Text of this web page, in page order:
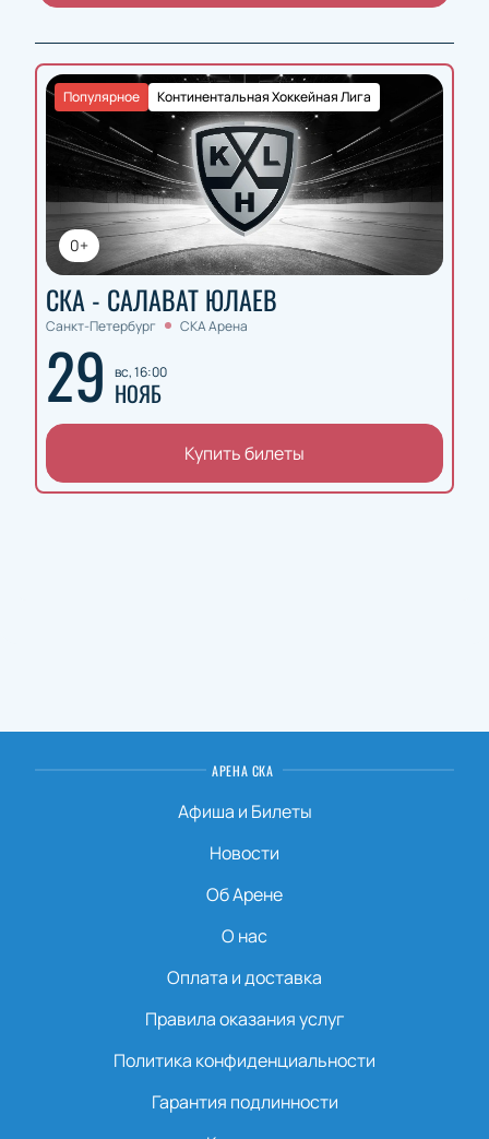
0+
Континентальная Хоккейная Лига
Популярное
СКА - САЛАВАТ ЮЛАЕВ
Санкт-Петербург СКА Арена
29 вс, 16:00
НОЯБ
Купить билеты
АРЕНА СКА
Афиша и Билеты
Новости
Об Арене
О нас
Оплата и доставка
Правила оказания услуг
Политика конфиденциальности
Гарантия подлинности